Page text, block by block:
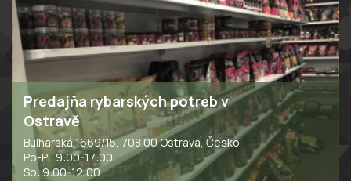
Predajňa rybarských potreb v
Ostravě
Bulharská 1669/15, 708 00 Ostrava, Česko
Po-Pi: 9:00-17:00
So: 9:00-12:00